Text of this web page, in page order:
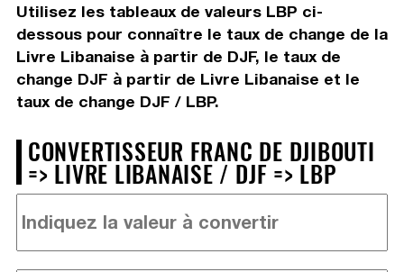
Utilisez les tableaux de valeurs LBP ci-
dessous pour connaître le taux de change de la
Livre Libanaise à partir de DJF, le taux de
change DJF à partir de Livre Libanaise et le
taux de change DJF / LBP.
CONVERTISSEUR FRANC DE DJIBOUTI
=> LIVRE LIBANAISE / DJF => LBP